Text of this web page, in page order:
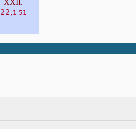
22,1-51